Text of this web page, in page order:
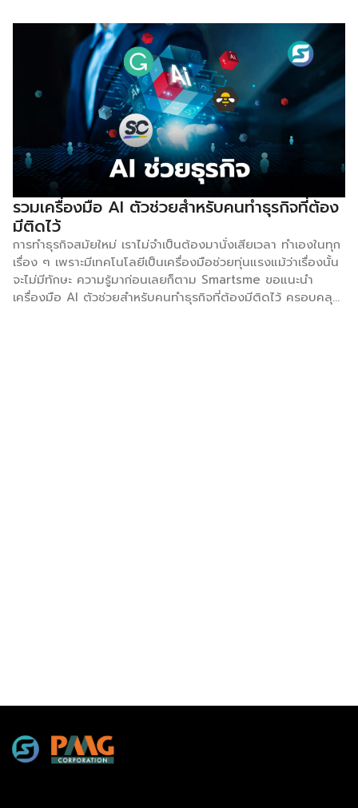
คนหรือตำแหน่งทับซ้อนกัน อาจจะทำการแบ่งเป็นทีมเล็กเพื่อ
บริการให้ตอบสนองความต้องการได้อย่างตรงจุด ซึ่งเป็นด่าน
แรกของกระบวนการคิดเชิงออกแบบ (Design Thinking) พร้อม
สร้างความสุขในการทำงาน และส่งเสริมประสิทธิภาพในการทำงาน
ร่วมกัน Empathy VS Sympathy • Empathy – ความสามารถ
ในการเข้าใจความรู้สึกของผู้อื่น • Sympathy – ความเห็นอก
เห็นใจ, ความสงสาร หลายคนมีข้อสงสัยในความแตกต่างระหว่าง
Empathy กับ Sympathy แต่สิ่งที่แตกต่างกันคือ Empathy
เป็นความรู้สึกร่วมต่อสิ่งที่เกิดขึ้น ไม่ว่าจะทุกข์หรือสุขก็รู้สึกไปด้วย
กัน เป็นความสามารถในการมองจากสายตาของอีกฝ่าย ขณะที่
Sympathy เป็นเพียงความรู้สึกเห็นใจและเข้าใจของเราที่มีต่อ
สถานการณ์ของคนอื่น ไม่ได้รู้สึกร่วมไปด้วยกับอีกฝ่าย ฉะนั้นการ
มีทักษะ Empathy จะทำให้เราอยากเข้าไปร่วมแก้ไขปัญหากับอีก
ฝ่ายมากกว่า สรุปคือ Empathy มีความสำคัญในการสร้างความ
จงรักภักดี (Loyalty) การมีส่วนร่วม (Engagement) และการ
รักษาพนักงาน (Retention) ในระยะยาวนั่นเอง […]
รวมเครื่องมือ AI ตัวช่วยสำหรับคนทำธุรกิจที่ต้อง
มีติดไว้
การทำธุรกิจสมัยใหม่ เราไม่จำเป็นต้องมานั่งเสียเวลา ทำเองในทุก
เรื่อง ๆ เพราะมีเทคโนโลยีเป็นเครื่องมือช่วยทุ่นแรงแม้ว่าเรื่องนั้น
จะไม่มีทักษะ ความรู้มาก่อนเลยก็ตาม Smartsme ขอแนะนำ
เครื่องมือ AI ตัวช่วยสำหรับคนทำธุรกิจที่ต้องมีติดไว้ ครอบคลุม